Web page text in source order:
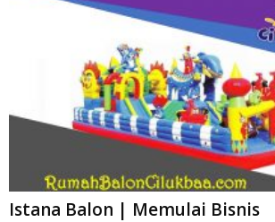
Istana Balon | Memulai Bisnis